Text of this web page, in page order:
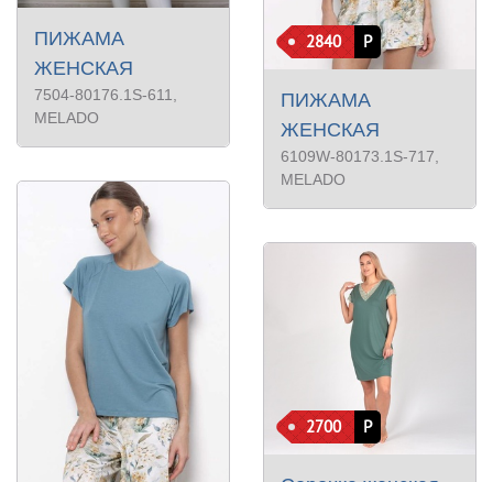
ПИЖАМА
ЖЕНСКАЯ
7504-80176.1S-611
MELADO
2840 Р
ПИЖАМА
ЖЕНСКАЯ
6109W-80173.1S-717,
MELADO
2700 Р